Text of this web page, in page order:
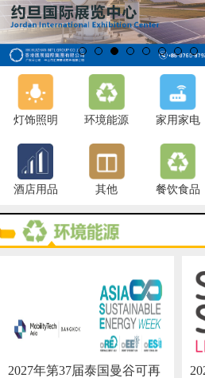
灯饰照明 环境能源 家用家电
酒店用品 其他 餐饮食品
2027年第37届泰国曼谷可再